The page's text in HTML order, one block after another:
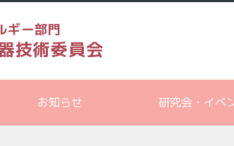
ギー部門
技術委員会
お知らせ 研究会・イベ